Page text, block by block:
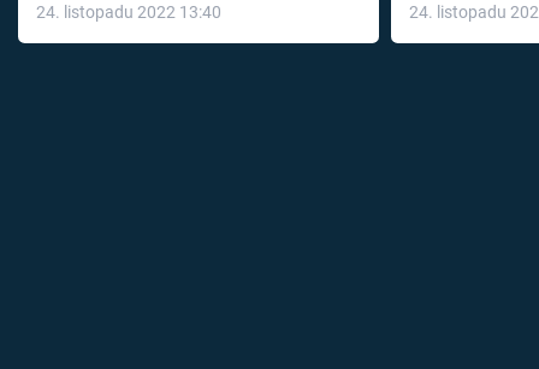
24. listopadu 2022 13:40
léky
24. listopadu